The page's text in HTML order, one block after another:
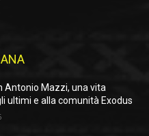
Antonio Mazzi, una vita
ultimi e alla comunità Exodus